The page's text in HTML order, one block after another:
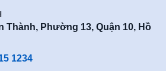
Thành, Phường 13, Quận 10, Hồ
1234